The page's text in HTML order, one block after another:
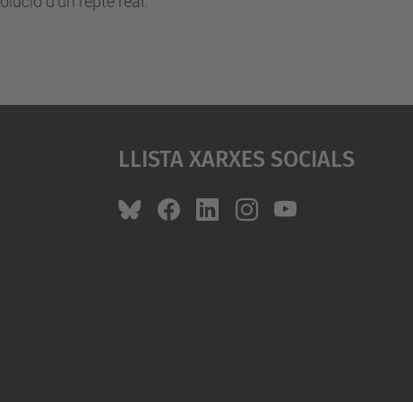
Llista Xarxes Socials